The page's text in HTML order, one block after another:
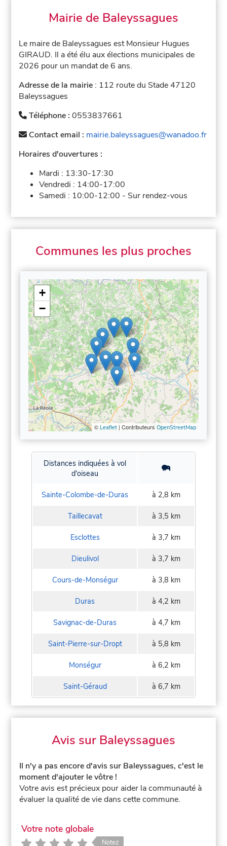
Mairie de Baleyssagues
Le maire de Baleyssagues est Monsieur Hugues
GIRAUD. Il a été élu aux élections municipales de
2026 pour un mandat de 6 ans.
Adresse de la mairie : 112 route du Stade 47120
Baleyssagues
Téléphone :0553837661
Contact email : mairie.baleyssagues@wanadoo.fr
Horaires d'ouvertures :
Mardi : 13:30-17:30
Vendredi : 14:00-17:00
Samedi : 10:00-12:00 - Sur rendez-vous
Communes les plus proches
+
−
© Leaflet| Contributeurs OpenStreetMap
Distances indiquées à vol
d'oiseau
Sainte-Colombe-de-Duras à 2,8 km
Taillecavat à 3,5 km
Esclottes à 3,7 km
Dieulivol à 3,7 km
Cours-de-Monségur à 3,8 km
Duras à 4,2 km
Savignac-de-Duras à 4,7 km
Saint-Pierre-sur-Dropt à 5,8 km
Monségur à 6,2 km
Saint-Géraud à 6,7 km
Avis sur Baleyssagues
Il n'y a pas encore d'avis sur Baleyssagues, c'est le
moment d'ajouter le vôtre !
Votre avis est précieux pour aider la communauté à
évaluer la qualité de vie dans cette commune.
Votre note globale
Notez